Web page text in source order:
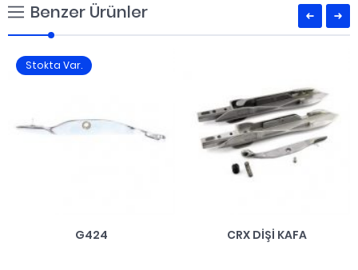
Benzer Ürünler
Stokta Var.
G424 CRX DIŞI KAFA